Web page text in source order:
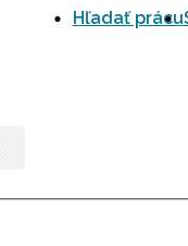
Hľadať prácu